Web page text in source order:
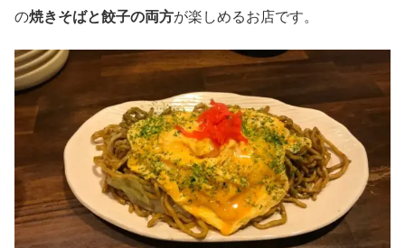
の焼きそばと餃子の両方が楽しめるお店です。